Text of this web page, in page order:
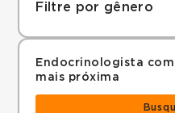
Filtre por gênero
Endocrinologista
mais próxima